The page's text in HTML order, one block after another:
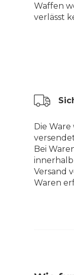
Waffen
verlässt
Die
Bei
Versand
Waren